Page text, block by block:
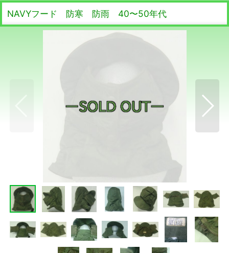
NAVYフード 防寒 防雨 40〜50年代